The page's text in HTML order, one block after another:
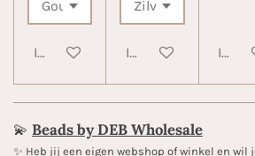
In winkelwagenIn winkelwagenIn
💫 Beads by DEB Wholesale
✨️ Heb jij een eigen webshop of winkel en wil